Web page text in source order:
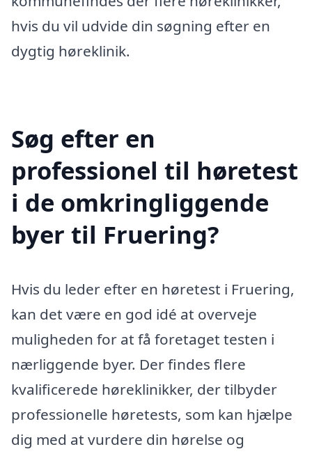
hvis du vil udvide din søgning efter en
dygtig høreklinik.
Søg efter en
professionel til høretest
i de omkringliggende
byer til Fruering?
Hvis du leder efter en høretest i Fruering,
kan det være en god idé at overveje
muligheden for at få foretaget testen i
nærliggende byer. Der findes flere
kvalificerede høreklinikker, der tilbyder
professionelle høretests, som kan hjælpe
dig med at vurdere din hørelse og